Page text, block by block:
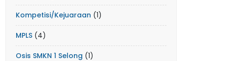
Kompetisi/Kejuaraan (1)
MPLS (4)
Osis SMKN 1 Selong (1)